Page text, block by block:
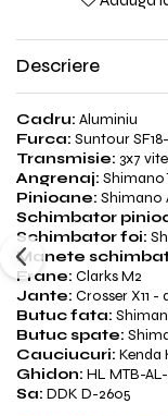
Descriere
Cadru: Aluminiu
Furca: Suntour
Transmisie: 3x7
Angrenaj: Shimano
Pinioane: Shimano
Schimbator
Schimbator foi:
Manete
Frane: Clarks M2
Jante: Crosser X11 -
Butuc fata:
Butuc spate:
Cauciucuri: Kenda
Ghidon: HL MTB-
Sa: DDK D-2605